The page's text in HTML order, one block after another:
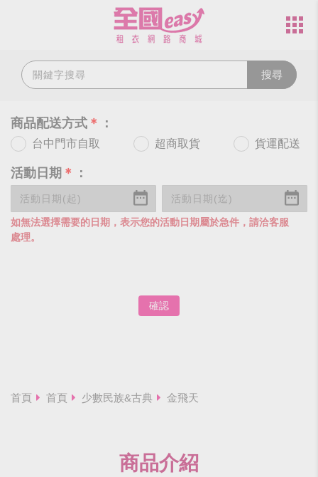
搜尋
商品配送方式 ＊ ：
台中門市自取 超商取貨 貨運配送
活動日期 ＊ ：
如無法選擇需要的日期，表示您的活動日期屬於急件，請洽客服
處理。
確認
首頁 首頁 少數民族&古典 金飛天
商品介紹